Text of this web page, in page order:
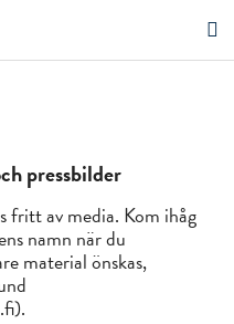
pressbilder
fritt av media. Kom ihåg
namn när du
material önskas,